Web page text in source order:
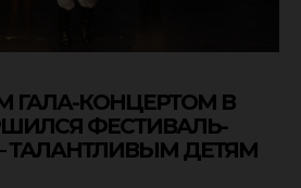
ГАЛА-КОНЦЕРТОМ В
ФЕСТИВАЛЬ-
ТАЛАНТЛИВЫМ ДЕТЯМ